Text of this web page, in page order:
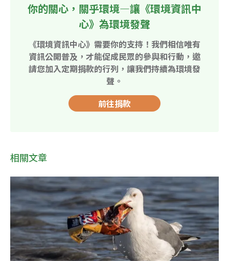
你的關心，關乎環境—讓《環境資訊中
心》為環境發聲
《環境資訊中心》需要你的支持！我們相信唯有
資訊公開普及，才能促成民眾的參與和行動，邀
請您加入定期捐款的行列，讓我們持續為環境發
聲。
前往捐款
相關文章